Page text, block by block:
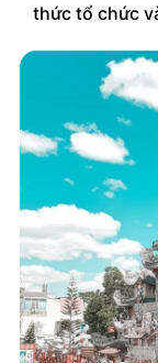
thức tổ chức